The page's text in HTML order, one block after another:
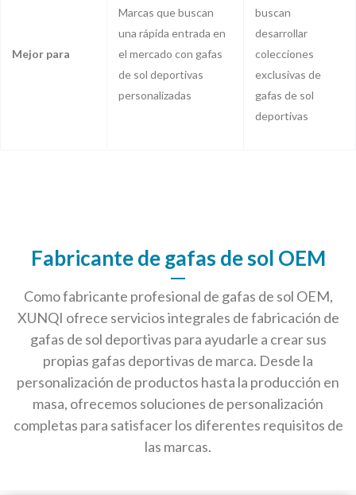
Mejor para
Marcas que buscan
una rápida entrada en
el mercado con gafas
de sol deportivas
personalizadas
buscan
desarrollar
colecciones
exclusivas de
gafas de sol
deportivas
Fabricante de gafas de sol OEM
Como fabricante profesional de gafas de sol OEM,
XUNQI ofrece servicios integrales de fabricación de
gafas de sol deportivas para ayudarle a crear sus
propias gafas deportivas de marca. Desde la
personalización de productos hasta la producción en
masa, ofrecemos soluciones de personalización
completas para satisfacer los diferentes requisitos de
las marcas.